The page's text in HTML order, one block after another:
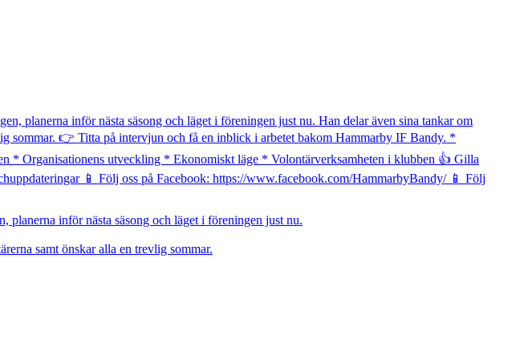
planerna inför nästa säsong och läget i föreningen just nu.
samt önskar alla en trevlig sommar.